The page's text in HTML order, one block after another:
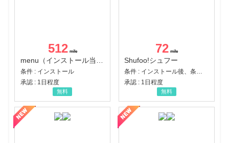
512
menu（インストール当日に指定のクーポンコード経由で1,500円（税込）以上の初回注文完了）（Android）
条件 : インストール
承認 : 1日程度
無料
72
Shufoo!シュフー
条件 : インストール後、条件達成
承認 : 1日程度
無料